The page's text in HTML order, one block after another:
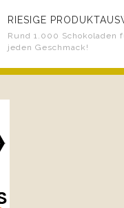
RIESIGE
Rund 1.000 Schokoladen
jeden Geschmack!